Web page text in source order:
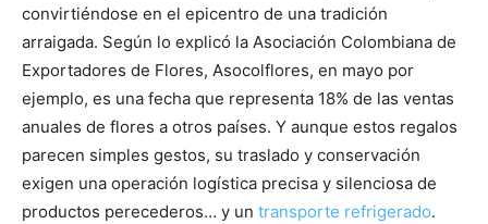
convirtiéndose en el epicentro de una tradición
arraigada. Según lo explicó la Asociación Colombiana de
Exportadores de Flores, Asocolflores, en mayo por
ejemplo, es una fecha que representa 18% de las ventas
anuales de flores a otros países. Y aunque estos regalos
parecen simples gestos, su traslado y conservación
exigen una operación logística precisa y silenciosa de
productos perecederos… y un transporte refrigerado.